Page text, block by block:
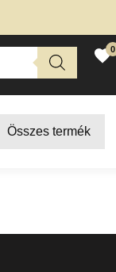
0
Összes termék